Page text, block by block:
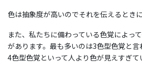
色は抽象度が高いのでそれを伝えるとき
また、私たちに備わっている色覚によっ
があります。最も多いのは3色型色覚と
4色型色覚といって人より色が見えすぎ